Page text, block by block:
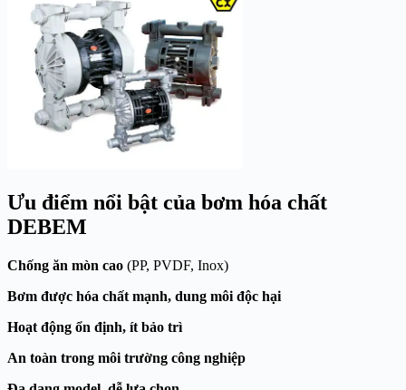
Ưu điểm nổi bật của bơm hóa chất
DEBEM
Chống ăn mòn cao (PP, PVDF, Inox)
Bơm được hóa chất mạnh, dung môi độc hại
Hoạt động ổn định, ít bảo trì
An toàn trong môi trường công nghiệp